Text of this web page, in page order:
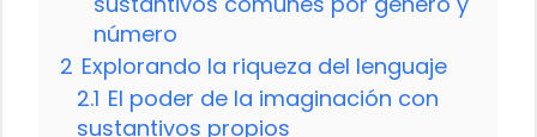
número
2 Explorando la riqueza del lenguaje
2.1 El poder de la imaginación con
sustantivos propios